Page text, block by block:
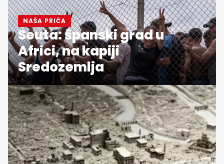
NAŠA PRIČA
Seuta: španski grad u
Africi, na kapiji
Sredozemlja